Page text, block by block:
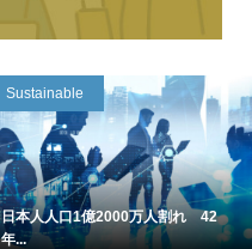
Sustainable
日本人人口1億2000万人割れ 42
年...